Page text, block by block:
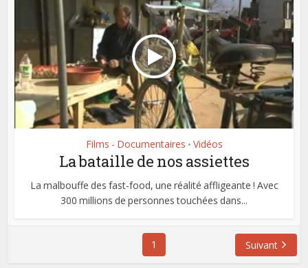
Films - Documentaires • Vidéos
La bataille de nos assiettes
La malbouffe des fast-food, une réalité affligeante ! Avec
300 millions de personnes touchées dans...
1 Suivant